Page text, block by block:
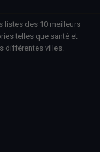
listes des 10 meilleurs
telles que santé et
différentes villes.